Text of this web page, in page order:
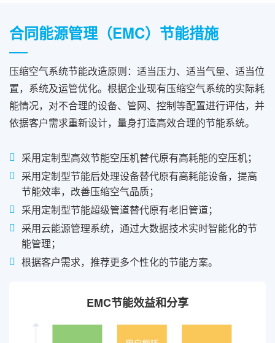
合同能源管理（EMC）节能措施
压缩空气系统节能改造原则：适当压力、适当气量、适当位
置，系统及运管优化。根据企业现有压缩空气系统的实际耗
能情况，对不合理的设备、管网、控制等配置进行评估，并
依据客户需求重新设计，量身打造高效合理的节能系统。
采用定制型高效节能空压机替代原有高耗能的空压机；
采用定制型节能后处理设备替代原有高耗能设备，提高
节能效率，改善压缩空气品质；
采用定制型节能超级管道替代原有老旧管道；
采用云能源管理系统，通过大数据技术实时智能化的节
能管理；
根据客户需求，推荐更多个性化的节能方案。
EMC节能效益和分享